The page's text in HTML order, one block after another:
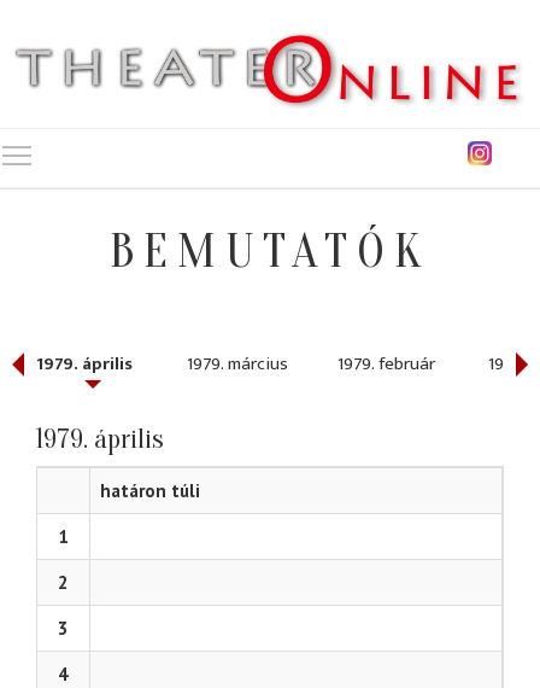
BEMUTATÓK
1979. április 1979. március 1979. február 1979.
1979. április
határon túli
1
2
3
4